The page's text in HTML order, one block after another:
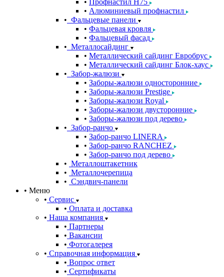
Профнастил Н75
Алюминиевый профнастил
Фальцевые панели
Фальцевая кровля
Фальцевый фасад
Металлосайдинг
Металлический сайдинг Евробрус
Металлический сайдинг Блок-хаус
Забор-жалюзи
Заборы-жалюзи односторонние
Заборы-жалюзи Prestige
Заборы-жалюзи Royal
Заборы-жалюзи двусторонние
Заборы-жалюзи под дерево
Забор-ранчо
Забор-ранчо LINERA
Забор-ранчо RANCHEZ
Забор-ранчо под дерево
Металлоштакетник
Металлочерепица
Сэндвич-панели
Меню
Сервис
Оплата и доставка
Наша компания
Партнеры
Вакансии
Фотогалерея
Справочная информация
Вопрос ответ
Сертификаты